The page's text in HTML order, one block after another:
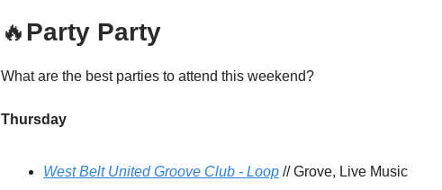
🔥Party Party
What are the best parties to attend this weekend?
Thursday
West Belt United Groove Club - Loop // Grove, Live Music